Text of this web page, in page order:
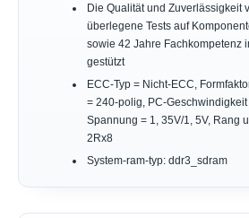
Die Qualität und Zuverlässigkeit
überlegene Tests auf
sowie 42 Jahre Fachkompetenz
gestützt
ECC-Typ = Nicht-ECC,
= 240-polig, PC-
Spannung = 1, 35V/1, 5V, Rang
2Rx8
System-ram-typ: ddr3_sdram